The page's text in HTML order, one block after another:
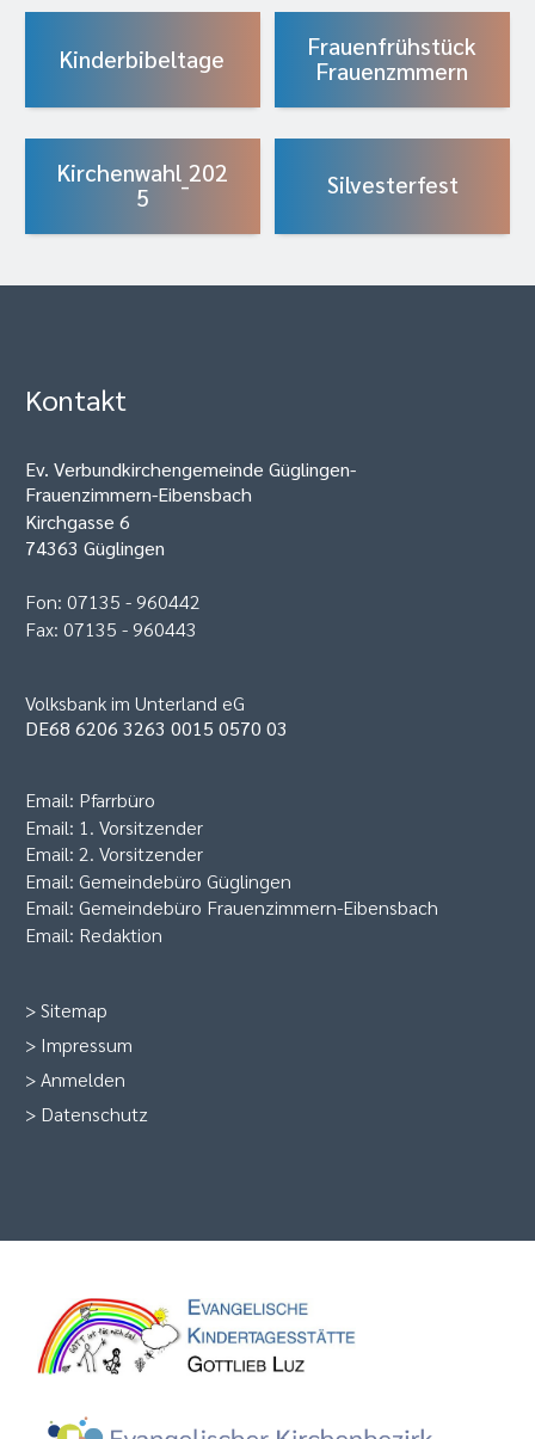
Kinderbibeltage
Frauenfrühstück
Frauenzmmern
Kirchenwahl_202
5
Silvesterfest
Kontakt
Ev. Verbundkirchengemeinde Güglingen-
Frauenzimmern-Eibensbach
Kirchgasse 6
74363 Güglingen
Fon: 07135 - 960442
Fax: 07135 - 960443
Volksbank im Unterland eG
DE68 6206 3263 0015 0570 03
Email: Pfarrbüro
Email: 1. Vorsitzender
Email: 2. Vorsitzender
Email: Gemeindebüro Güglingen
Email: Gemeindebüro Frauenzimmern-Eibensbach
Email: Redaktion
>Sitemap
> Impressum
>Anmelden
> Datenschutz